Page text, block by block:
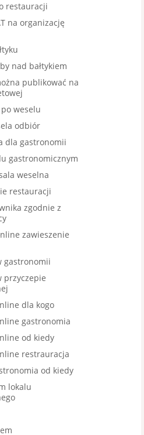
restauracji
na organizację
nad bałtykiem
publikować na
weselu
odbiór
dla gastronomii
gastronomicznym
weselna
restauracji
zgodnie z
zawieszenie
gastronomii
przyczepie
dla kogo
gastronomia
od kiedy
restrauracja
od kiedy
lokalu